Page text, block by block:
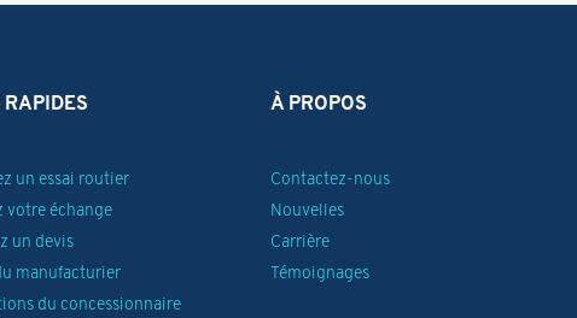
RAPIDES
un essai routier
votre échange
un devis
manufacturier
du concessionnaire
À PROPOS
Contactez-nous
Nouvelles
Carrière
Témoignages